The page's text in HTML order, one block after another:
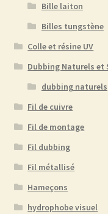
Bille laiton
Billes tungstène
Colle et résine UV
Dubbing Naturels et
dubbing naturels
Fil de cuivre
Fil de montage
Fil dubbing
Fil métallisé
Hameçons
hydrophobe visuel